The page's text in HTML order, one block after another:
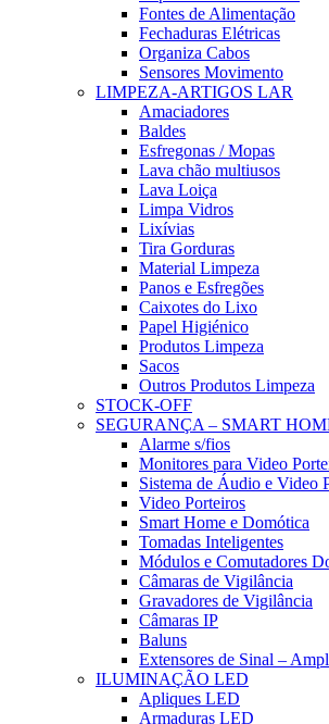
Fontes de Alimentação
Fechaduras Elétricas
Organiza Cabos
Sensores Movimento
LIMPEZA-ARTIGOS LAR
Amaciadores
Baldes
Esfregonas / Mopas
Lava chão multiusos
Lava Loiça
Limpa Vidros
Lixívias
Tira Gorduras
Material Limpeza
Panos e Esfregões
Caixotes do Lixo
Papel Higiénico
Produtos Limpeza
Sacos
Outros Produtos Limpeza
STOCK-OFF
SEGURANÇA – SMART
Alarme s/fios
Monitores para Video
Sistema de Áudio e Video
Video Porteiros
Smart Home e Domótica
Tomadas Inteligentes
Módulos e Comutadores
Câmaras de Vigilância
Gravadores de Vigilância
Câmaras IP
Baluns
Extensores de Sinal –
ILUMINAÇÃO LED
Apliques LED
Armaduras LED